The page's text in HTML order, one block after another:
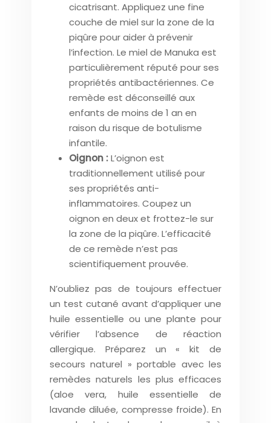
cicatrisant. Appliquez une fine
couche de miel sur la zone de la
piqûre pour aider à prévenir
l’infection. Le miel de Manuka est
particulièrement réputé pour ses
propriétés antibactériennes. Ce
remède est déconseillé aux
enfants de moins de 1 an en
raison du risque de botulisme
infantile.
Oignon :L’oignon est
traditionnellement utilisé pour
ses propriétés anti-
inflammatoires. Coupez un
oignon en deux et frottez-le sur
la zone de la piqûre. L’efficacité
de ce remède n’est pas
scientifiquement prouvée.
N’oubliez pas de toujours effectuer
un test cutané avant d’appliquer une
huile essentielle ou une plante pour
vérifier l’absence de réaction
allergique. Préparez un « kit de
secours naturel » portable avec les
remèdes naturels les plus efficaces
(aloe vera, huile essentielle de
lavande diluée, compresse froide). En